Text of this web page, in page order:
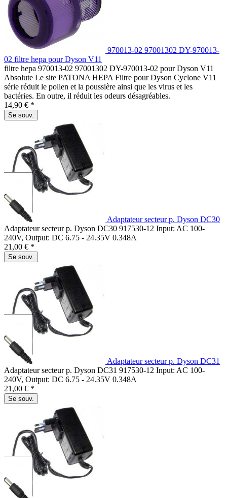
970013-02 97001302 DY-970013-
02 filtre hepa pour Dyson V11
filtre hepa 970013-02 97001302 DY-970013-02 pour Dyson V11
Absolute Le site PATONA HEPA Filtre pour Dyson Cyclone V11
série réduit le pollen et la poussière ainsi que les virus et les
bactéries. En outre, il réduit les odeurs désagréables.
14,90 € *
Se souv.
Adaptateur secteur p. Dyson DC30
Adaptateur secteur p. Dyson DC30 917530-12 Input: AC 100-
240V, Output: DC 6.75 - 24.35V 0.348A
21,00 € *
Se souv.
Adaptateur secteur p. Dyson DC31
Adaptateur secteur p. Dyson DC31 917530-12 Input: AC 100-
240V, Output: DC 6.75 - 24.35V 0.348A
21,00 € *
Se souv.